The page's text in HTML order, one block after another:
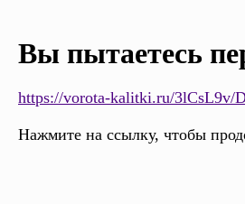
Вы пытаетесь
https://vorota-kalitki.ru/3lCsL9v/
Нажмите на ссылку, чтобы